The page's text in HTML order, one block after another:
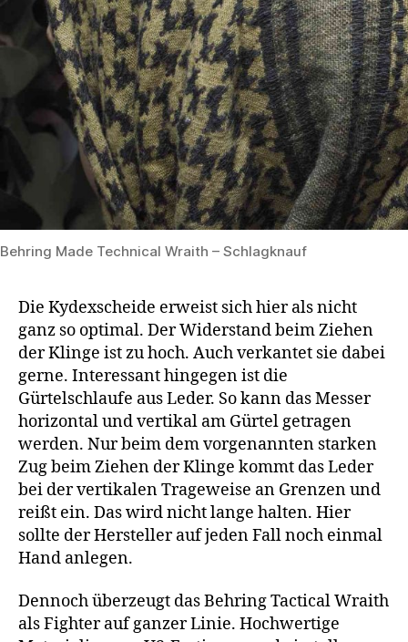
Behring Made Technical Wraith – Schlagknauf
Die Kydexscheide erweist sich hier als nicht
ganz so optimal. Der Widerstand beim Ziehen
der Klinge ist zu hoch. Auch verkantet sie dabei
gerne. Interessant hingegen ist die
Gürtelschlaufe aus Leder. So kann das Messer
horizontal und vertikal am Gürtel getragen
werden. Nur beim dem vorgenannten starken
Zug beim Ziehen der Klinge kommt das Leder
bei der vertikalen Trageweise an Grenzen und
reißt ein. Das wird nicht lange halten. Hier
sollte der Hersteller auf jeden Fall noch einmal
Hand anlegen.
Dennoch überzeugt das Behring Tactical Wraith
als Fighter auf ganzer Linie. Hochwertige